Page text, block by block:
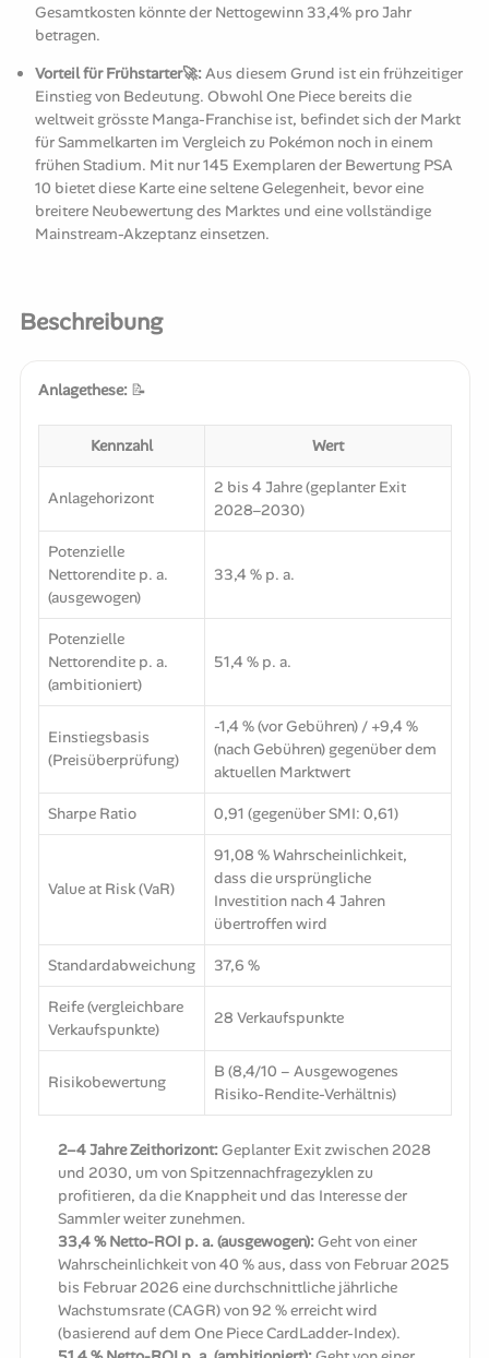
Gesamtkosten könnte der Nettogewinn 33,4% pro Jahr
betragen.
Vorteil für Frühstarter🚀: Aus diesem Grund ist ein frühzeitiger
Einstieg von Bedeutung. Obwohl One Piece bereits die
weltweit grösste Manga-Franchise ist, befindet sich der Markt
für Sammelkarten im Vergleich zu Pokémon noch in einem
frühen Stadium. Mit nur 145 Exemplaren der Bewertung PSA
10 bietet diese Karte eine seltene Gelegenheit, bevor eine
breitere Neubewertung des Marktes und eine vollständige
Mainstream-Akzeptanz einsetzen.
Beschreibung
Anlagethese: 📝
Kennzahl Wert
Anlagehorizont
2 bis 4 Jahre (geplanter Exit
2028–2030)
Potenzielle
Nettorendite p. a.
(ausgewogen)
33,4 % p. a.
Potenzielle
Nettorendite p. a.
(ambitioniert)
51,4 % p. a.
Einstiegsbasis
(Preisüberprüfung)
-1,4 % (vor Gebühren) / +9,4 %
(nach Gebühren) gegenüber dem
aktuellen Marktwert
Sharpe Ratio 0,91 (gegenüber SMI: 0,61)
Value at Risk (VaR)
91,08 % Wahrscheinlichkeit,
dass die ursprüngliche
Investition nach 4 Jahren
übertroffen wird
Standardabweichung 37,6 %
Reife (vergleichbare
Verkaufspunkte)
28 Verkaufspunkte
Risikobewertung
B (8,4/10 – Ausgewogenes
Risiko-Rendite-Verhältnis)
2–4 Jahre Zeithorizont: Geplanter Exit zwischen 2028
und 2030, um von Spitzennachfragezyklen zu
profitieren, da die Knappheit und das Interesse der
Sammler weiter zunehmen.
33,4 % Netto-ROI p. a. (ausgewogen): Geht von einer
Wahrscheinlichkeit von 40 % aus, dass von Februar 2025
bis Februar 2026 eine durchschnittliche jährliche
Wachstumsrate (CAGR) von 92 % erreicht wird
(basierend auf dem One Piece CardLadder-Index).